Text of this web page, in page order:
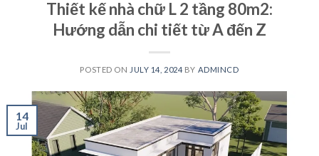
Thiết kế nhà chữ L 2 tầng 80m2:
Hướng dẫn chi tiết từ A đến Z
POSTED ON JULY 14, 2024 BY ADMINCD
14
Jul